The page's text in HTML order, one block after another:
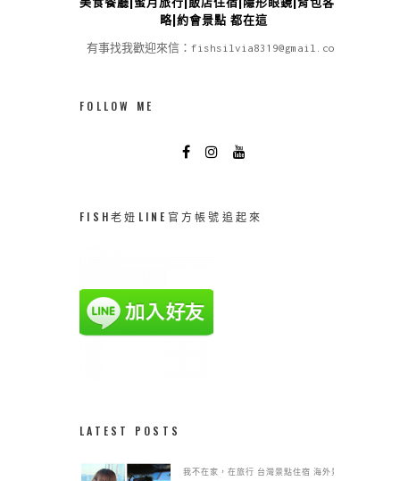
略|約會景點 都在這
有事找我歡迎來信：fishsilvia8319@gmail.com
FOLLOW ME
FISH老妞LINE官方帳號追起來
LATEST POSTS
我不在家，在旅行 台灣景點住宿 海外景